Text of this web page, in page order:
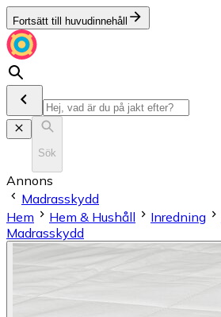
Fortsätt till huvudinnehåll
Sök
Annons
Madrasskydd
Hem
Hem & Hushåll Inredning
Madrasskydd